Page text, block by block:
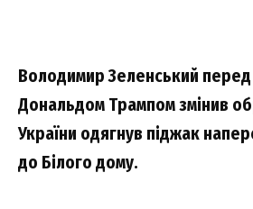
Володимир Зеленський перед
Дональдом Трампом змінив
України одягнув піджак
до Білого дому.